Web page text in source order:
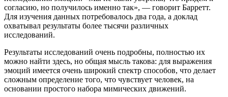
согласию, но получилось именно так», — говорит Барретт.
Для изучения данных потребовалось два года, а доклад
охватывал результаты более тысячи различных
исследований.
Результаты исследований очень подробны, полностью их
можно найти здесь, но общая мысль такова: для выражения
эмоций имеется очень широкий спектр способов, что делает
сложным определение того, что чувствует человек, на
основании простого набора мимических движений.